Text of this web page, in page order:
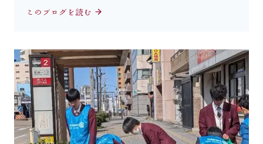
このブログを読む